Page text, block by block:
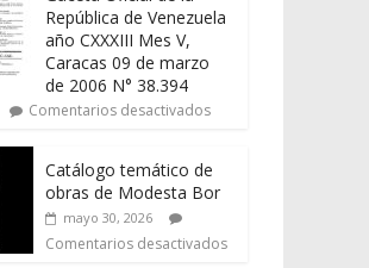
República de Venezuela
año CXXXIII Mes V,
Caracas 09 de marzo
de 2006 N° 38.394
Comentarios desactivados
Catálogo temático de
obras de Modesta Bor
mayo 30, 2026
Comentarios desactivados